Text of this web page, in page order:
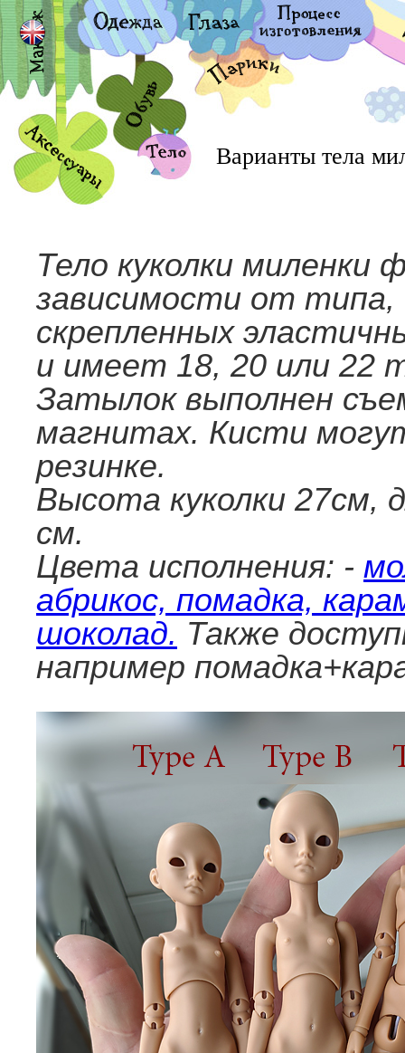
Варианты тела
Тело куколки миленки
зависимости от типа,
скрепленных
и имеет 18, 20 или 22
Затылок выполнен
магнитах. Кисти
резинке.
Высота куколки 27см,
см.
Цвета исполнения: -
абрикос, помадка,
шоколад. Также
например